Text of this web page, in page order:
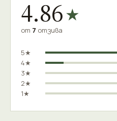
4.86★
от 7 отзива
5★
4★
3★
2★
1★